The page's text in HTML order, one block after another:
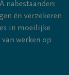
nabestaanden:
én verzekeren
in moeilijke
werken op